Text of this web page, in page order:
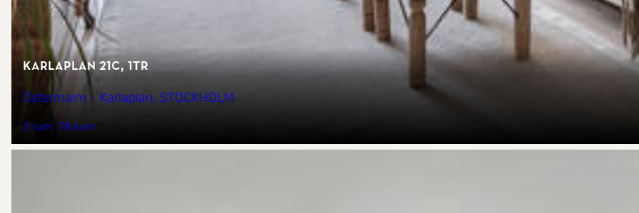
Karlaplan 21C, 1tr
Östermalm - Karlaplan, STOCKHOLM
3 rum 78 kvm